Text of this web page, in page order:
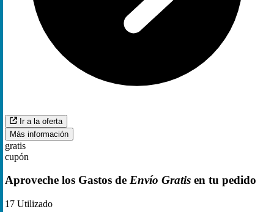
Ir a la oferta
Más información
gratis
cupón
Aproveche los Gastos de Envío Gratis en tu pedido
17 Utilizado